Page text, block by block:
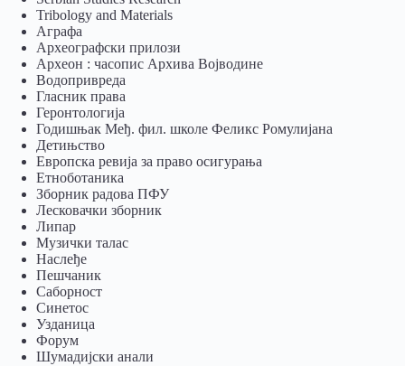
Tribology and Materials
Аграфа
Археографски прилози
Археон : часопис Архива Војводине
Водопривреда
Гласник права
Геронтологија
Годишњак Међ. фил. школе Феликс Ромулијана
Детињство
Европска ревија за право осигурања
Eтноботаника
Зборник радова ПФУ
Лесковачки зборник
Липар
Музички талас
Наслеђе
Пешчаник
Саборност
Синетос
Узданица
Форум
Шумадијски анали